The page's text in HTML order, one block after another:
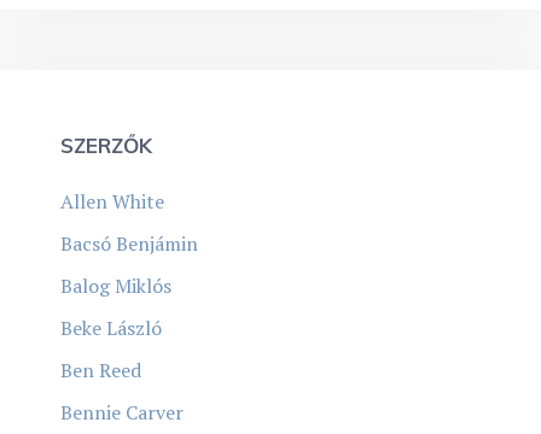
SZERZŐK
Allen White
Bacsó Benjámin
Balog Miklós
Beke László
Ben Reed
Bennie Carver